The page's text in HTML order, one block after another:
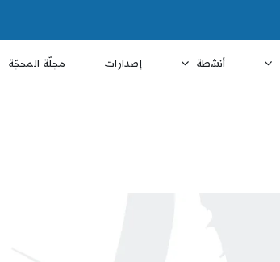
أنشطة إصدارات مجلّة المحجّة